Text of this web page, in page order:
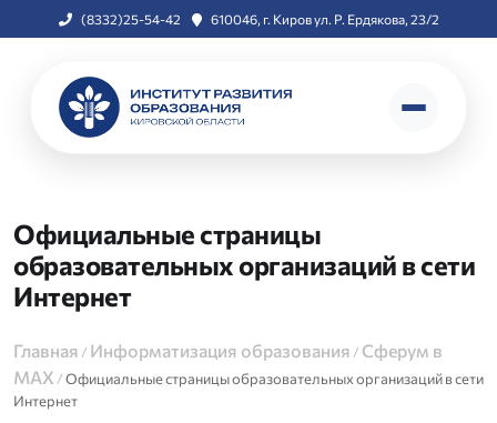
(8332)25-54-42 610046, г. Киров ул. Р. Ердякова, 23/2
Официальные страницы
образовательных организаций в сети
Интернет
Главная/ Информатизация образования/ Сферум в
МАХ/Официальные страницы образовательных организаций в сети
Интернет